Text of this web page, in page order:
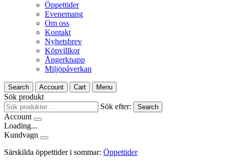
Öppettider
Evenemang
Om oss
Kontakt
Nyhetsbrev
Köpvillkor
Ångerknapp
Miljöpåverkan
Search Account Cart Menu
Sök produkt
Sök efter:
Search
Account
Loading...
Kundvagn
Särskilda öppettider i sommar: Öppettider